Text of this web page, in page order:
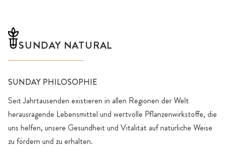
SUNDAY NATURAL
SUNDAY PHILOSOPHIE
Seit Jahrtausenden existieren in allen Regionen der Welt
herausragende Lebensmittel und wertvolle Pflanzenwirkstoffe, die
uns helfen, unsere Gesundheit und Vitalität auf natürliche Weise
zu fördern und zu erhalten.